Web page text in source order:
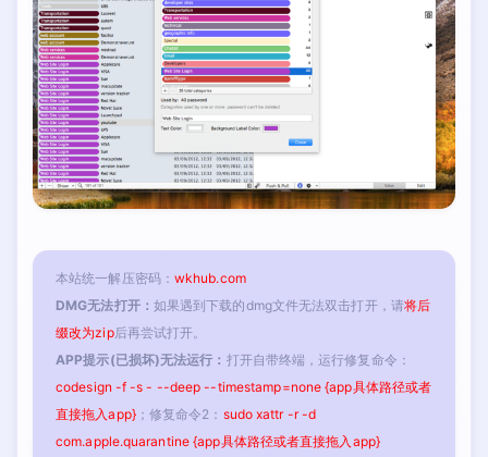
本站统一解压密码： wkhub.com
DMG无法打开： 如果遇到下载的dmg文件无法双击打开，请将后
缀改为zip后再尝试打开。
APP提示(已损坏)无法运行： 打开自带终端，运行修复命令：
codesign -f -s - --deep --timestamp=none {app具体路径或者
直接拖入app}；修复命令2： sudo xattr -r -d
com.apple.quarantine {app具体路径或者直接拖入app}